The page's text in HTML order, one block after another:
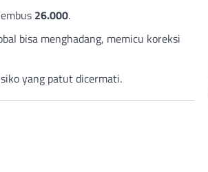
26.000.
bisa menghadang, memicu koreksi
yang patut dicermati.